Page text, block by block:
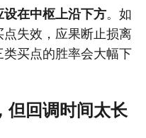
设在中枢上沿下方。如
失效，应果断止损离
买点的胜率会大幅下
但回调时间太长